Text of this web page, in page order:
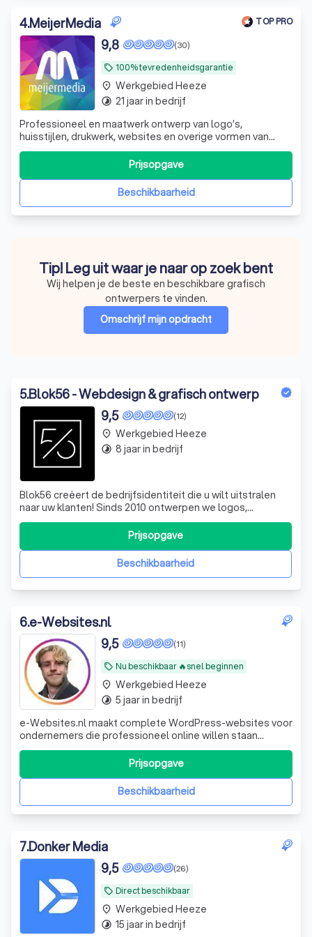
4.MeijerMedia TOP PRO
local_offer 100% tevredenheidsgarantie
(30)
9,8
Professioneel en maatwerk ontwerp van logo’s,
huisstijlen, drukwerk, websites en overige vormen van
creatieve communicatie. Flexibel, betrouwbaar, een
overvloed aan creativiteit en nette prijzen.
Beschikbaarheid
Prijsopgave
place Werkgebied Heeze
timelapse 21 jaar in bedrijf
Tip! Leg uit waar je naar op zoek bent
Wij helpen je de beste en beschikbare grafisch
ontwerpers te vinden.
Omschrijf mijn opdracht
5.Blok56 - Webdesign & grafisch ontwerp
(12)
9,5
Blok56 creëert de bedrijfsidentiteit die u wilt uitstralen
naar uw klanten! Sinds 2010 ontwerpen we logos,
huisstijlen en websites voor klanten in Nederland én
Beschikbaarheid
Prijsopgave
place Werkgebied Heeze
timelapse 8 jaar in bedrijf
6.e-Websites.nl
local_offer Nu beschikbaar 🔥snel beginnen
(11)
9,5
e-Websites.nl maakt complete WordPress-websites voor
ondernemers die professioneel online willen staan
zonder technisch gedoe. Veel ondernemers weten dat ze
een goede website nodig hebben, maar lopen vast op
keuzes zoals hosting, domeinnaam, e-mail, WordPress,
onderhoud, beveiliging en teksten. Wij
Beschikbaarheid
Prijsopgave
place Werkgebied Heeze
timelapse 5 jaar in bedrijf
7.Donker Media
local_offer Direct beschikbaar
(26)
9,5
place Werkgebied Heeze
timelapse 15 jaar in bedrijf